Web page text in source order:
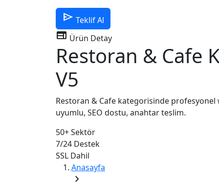
send Teklif Al
web Ürün Detay
Restoran & Cafe
V5
Restoran & Cafe kategorisinde profesyonel
uyumlu, SEO dostu, anahtar teslim.
50+Sektör
7/24 Destek
SSL Dahil
Anasayfa
chevron_right